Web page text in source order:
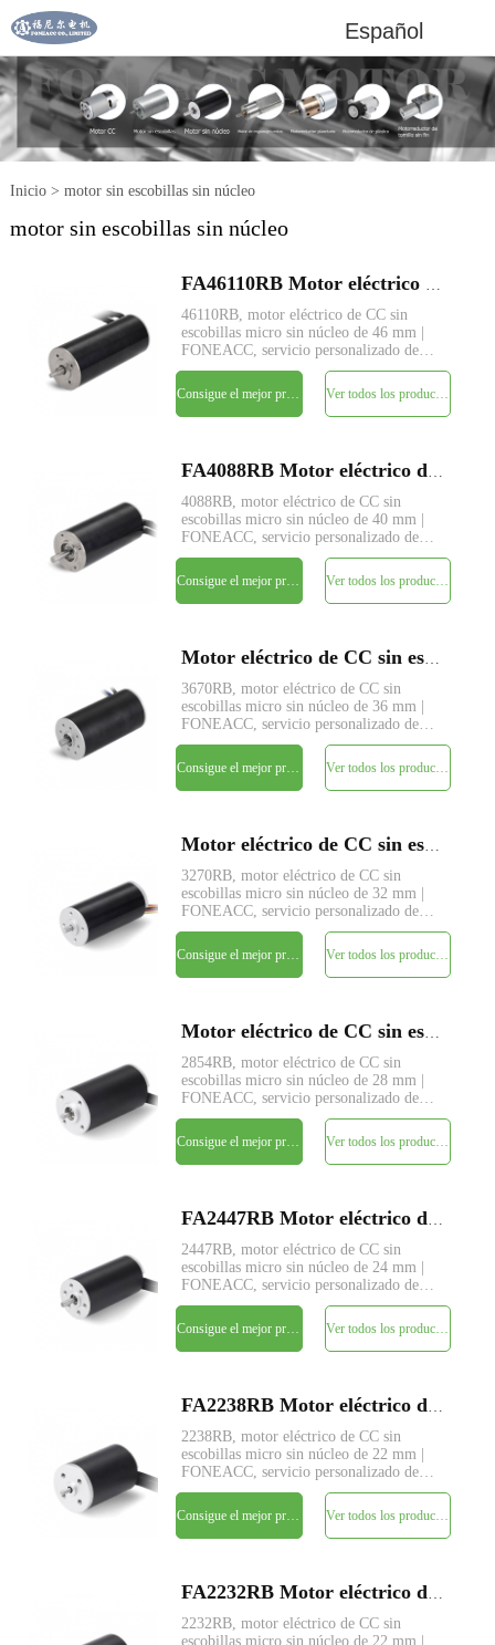
Español
Inicio> motor sin escobillas sin núcleo
motor sin escobillas sin núcleo
46110RB, motor eléctrico de CC sin
escobillas micro sin núcleo de 46 mm |
FONEACC, servicio personalizado de
parámetros disponible.
Ver todos los productos
4088RB, motor eléctrico de CC sin
escobillas micro sin núcleo de 40 mm |
FONEACC, servicio personalizado de
parámetros disponible.
Ver todos los productos
3670RB, motor eléctrico de CC sin
escobillas micro sin núcleo de 36 mm |
FONEACC, servicio personalizado de
parámetros disponible.
Ver todos los productos
3270RB, motor eléctrico de CC sin
escobillas micro sin núcleo de 32 mm |
FONEACC, servicio personalizado de
parámetros disponible.
Ver todos los productos
2854RB, motor eléctrico de CC sin
escobillas micro sin núcleo de 28 mm |
FONEACC, servicio personalizado de
parámetros disponible.
Ver todos los productos
2447RB, motor eléctrico de CC sin
escobillas micro sin núcleo de 24 mm |
FONEACC, servicio personalizado de
parámetros disponible.
Ver todos los productos
2238RB, motor eléctrico de CC sin
escobillas micro sin núcleo de 22 mm |
FONEACC, servicio personalizado de
parámetros disponible.
Ver todos los productos
2232RB, motor eléctrico de CC sin
escobillas micro sin núcleo de 22 mm |